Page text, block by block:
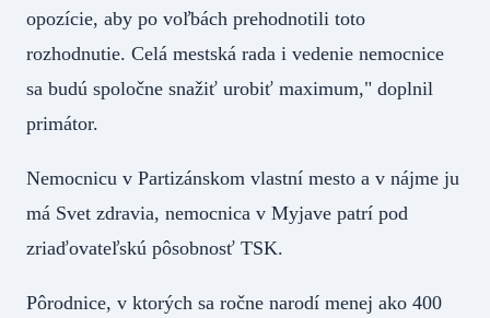
opozície, aby po voľbách prehodnotili toto
rozhodnutie. Celá mestská rada i vedenie nemocnice
sa budú spoločne snažiť urobiť maximum," doplnil
primátor.
Nemocnicu v Partizánskom vlastní mesto a v nájme ju
má Svet zdravia, nemocnica v Myjave patrí pod
zriaďovateľskú pôsobnosť TSK.
Pôrodnice, v ktorých sa ročne narodí menej ako 400